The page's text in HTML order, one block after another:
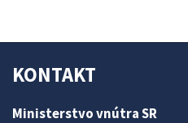
KONTAKT
Ministerstvo vnútra SR